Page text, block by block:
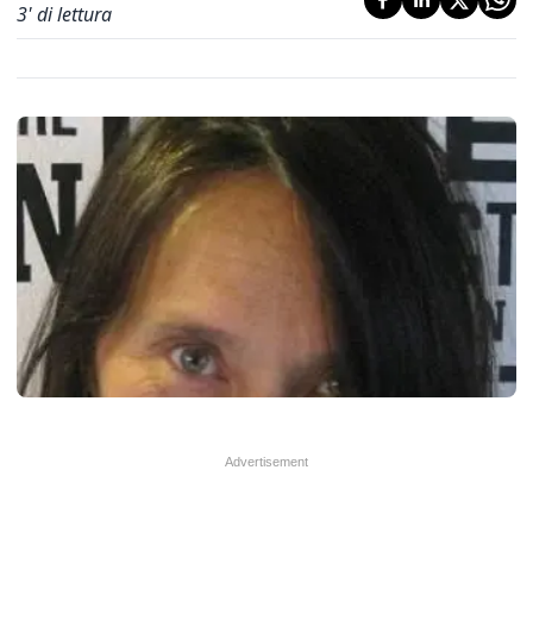
3' di lettura